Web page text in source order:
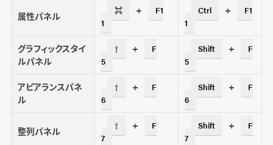
属性パネル ⌘ +
F1
1
Ctrl +
F1
1
グラフィックスタイ
ルパネル
⇧ +
F
5
Shift +
F
5
アピアランスパネ
ル
⇧ +
F
6
Shift +
F
6
整列パネル ⇧ +
F
7
Shift +
F
7